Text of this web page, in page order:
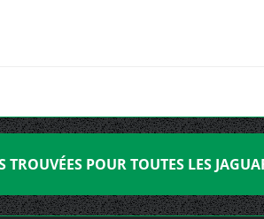
TROUVÉES POUR TOUTES LES